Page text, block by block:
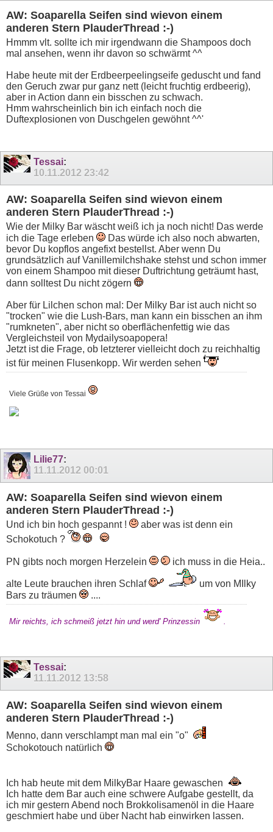
AW: Soaparella Seifen sind wievon einem
anderen Stern PlauderThread :-)
Hmmm vlt. sollte ich mir irgendwann die Shampoos doch
mal ansehen, wenn ihr davon so schwärmt ^^
Habe heute mit der Erdbeerpeelingseife geduscht und fand
den Geruch zwar pur ganz nett (leicht fruchtig erdbeerig),
aber in Action dann ein bisschen zu schwach.
Hmm wahrscheinlich bin ich einfach noch die
Duftexplosionen von Duschgelen gewöhnt ^^'
Tessai:
10.11.2012 23:42
AW: Soaparella Seifen sind wievon einem
anderen Stern PlauderThread :-)
Wie der Milky Bar wäscht weiß ich ja noch nicht! Das werde
ich die Tage erleben
Das würde ich also noch abwarten,
bevor Du kopflos angefixt bestellst. Aber wenn Du
grundsätzlich auf Vanillemilchshake stehst und schon immer
von einem Shampoo mit dieser Duftrichtung geträumt hast,
dann solltest Du nicht zögern
Aber für Lilchen schon mal: Der Milky Bar ist auch nicht so
"trocken" wie die Lush-Bars, man kann ein bisschen an ihm
"rumkneten", aber nicht so oberflächenfettig wie das
Vergleichsteil von Mydailysoapopera!
Jetzt ist die Frage, ob letzterer vielleicht doch zu reichhaltig
ist für meinen Flusenkopp. Wir werden sehen
Viele Grüße von Tessai
Lilie77:
11.11.2012 00:01
AW: Soaparella Seifen sind wievon einem
anderen Stern PlauderThread :-)
Und ich bin hoch gespannt !
aber was ist denn ein
Schokotuch ?
PN gibts noch morgen Herzelein ich muss in die Heia..
alte Leute brauchen ihren Schlaf
um von MIlky
Bars zu träumen
....
Mir reichts, ich schmeiß jetzt hin und werd' Prinzessin .
Tessai:
11.11.2012 13:58
AW: Soaparella Seifen sind wievon einem
anderen Stern PlauderThread :-)
Menno, dann verschlampt man mal ein "o"
Schokotouch natürlich
Ich hab heute mit dem MilkyBar Haare gewaschen
Ich hatte dem Bar auch eine schwere Aufgabe gestellt, da
ich mir gestern Abend noch Brokkolisamenöl in die Haare
geschmiert habe und über Nacht hab einwirken lassen.